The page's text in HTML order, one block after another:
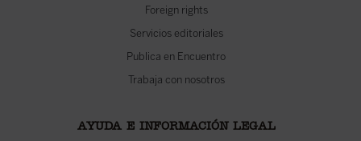
Foreign rights
Servicios editoriales
Publica en Encuentro
Trabaja con nosotros
AYUDA E INFORMACIÓN LEGAL